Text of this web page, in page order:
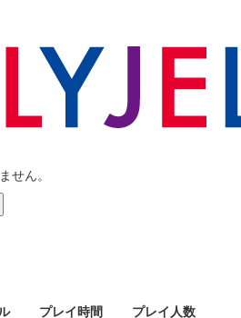
せん。
プレイ時間 プレイ人数